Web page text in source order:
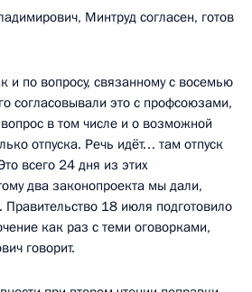
Минтруд согласен, готов
и по вопросу, связанному с восемью
согласовывали это с профсоюзами,
в том числе и о возможной
отпуска. Речь идёт… там отпуск
всего 24 дня из этих
два законопроекта мы дали,
Правительство 18 июля подготовило
как раз с теми оговорками,
говорит.